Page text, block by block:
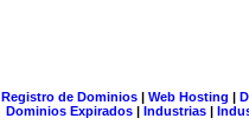
Registro de Dominios| Web Hosting |
Dominios Expirados | Industrias |